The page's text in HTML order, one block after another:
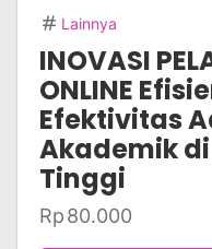
Lainnya
INOVASI
ONLINE
Efektivitas
Akademik
Tinggi
Rp80.000